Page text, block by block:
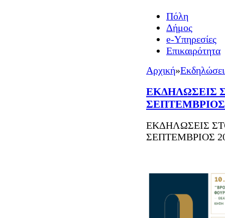
Πόλη
Δήμος
e-Υπηρεσίες
Επικαιρότητα
Αρχική»
ΕΚΔΗΛΩΣΕΙΣ
ΣΕΠΤΕΜΒΡΙΟΣ
ΕΚΔΗΛΩΣΕΙΣ
ΣΕΠΤΕΜΒΡΙΟΣ